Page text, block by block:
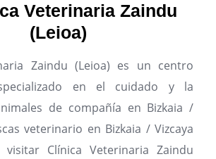
Veterinaria Zaindu
(Leioa)
Zaindu (Leioa) es un centro
en el cuidado y la
de compañía en Bizkaia /
veterinario en Bizkaia / Vizcaya
Clínica Veterinaria Zaindu